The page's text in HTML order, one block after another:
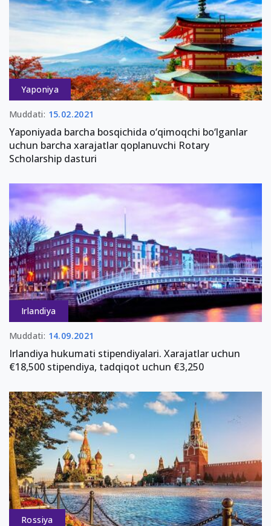
Yaponiya
Muddati: 15.02.2021
Yaponiyada barcha bosqichida o‘qimoqchi bo‘lganlar
uchun barcha xarajatlar qoplanuvchi Rotary
Scholarship dasturi
Irlandiya
Muddati: 14.09.2021
Irlandiya hukumati stipendiyalari. Xarajatlar uchun
€18,500 stipendiya, tadqiqot uchun €3,250
Rossiya